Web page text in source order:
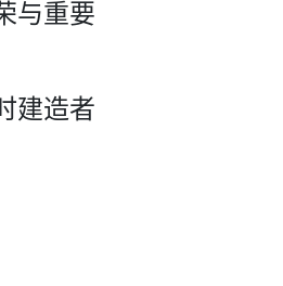
与重要
建造者